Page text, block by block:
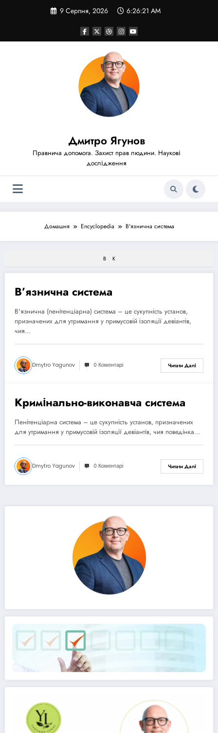
9 Серпня, 2026 6:26:23 AM
Дмитро Ягунов
Правнича допомога. Захист прав людини. Наукові
дослідження
Домашня Encyclopedia В'язнична система
В К
12 Травня, 2025
В’язнична система
В'язнична (пенітенціарна) система – це сукупність установ,
призначених для утримання у примусовій ізоляції девіантів,
чия…
Dmytro Yagunov 0 Коментарі Читати Далі
16 Травня, 2025
Кримінально-виконавча система
Пенітенціарна система – це сукупність установ, призначених
для утримання у примусовій ізоляції девіантів, чия поведінка…
Dmytro Yagunov 0 Коментарі Читати Далі